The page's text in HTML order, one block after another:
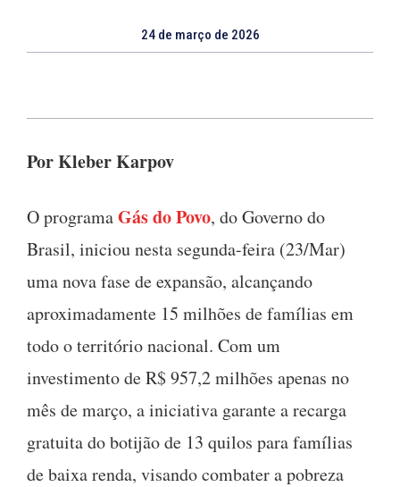
24 de março de 2026
Por Kleber Karpov
O programaGás do Povo, do Governo do
Brasil, iniciou nesta segunda-feira (23/Mar)
uma nova fase de expansão, alcançando
aproximadamente 15 milhões de famílias em
todo o território nacional. Com um
investimento de R$ 957,2 milhões apenas no
mês de março, a iniciativa garante a recarga
gratuita do botijão de 13 quilos para famílias
de baixa renda, visando combater a pobreza